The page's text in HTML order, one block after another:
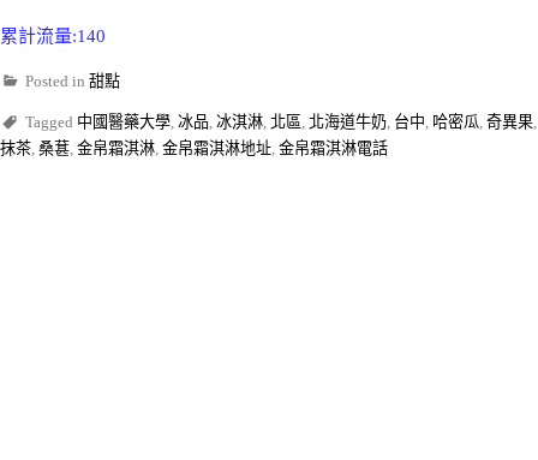
累計流量:140
Posted in 甜點
Tagged 中國醫藥大學 冰品 冰淇淋 北區 北海道牛奶 台中 哈密瓜 奇異果
抹茶 桑葚 金帛霜淇淋 金帛霜淇淋地址 金帛霜淇淋電話